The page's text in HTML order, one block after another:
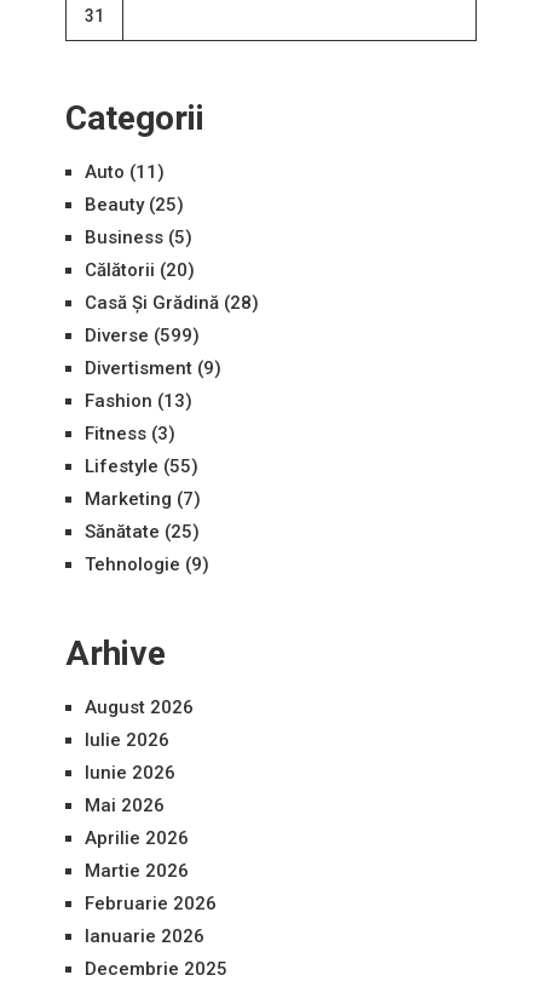
31
Categorii
Auto (11)
Beauty(25)
Business(5)
Călătorii (20)
Casă Și Grădină(28)
Diverse (599)
Divertisment(9)
Fashion (13)
Fitness(3)
Lifestyle (55)
Marketing (7)
Sănătate (25)
Tehnologie (9)
Arhive
August 2026
Iulie 2026
Iunie 2026
Mai 2026
Aprilie 2026
Martie 2026
Februarie 2026
Ianuarie 2026
Decembrie 2025